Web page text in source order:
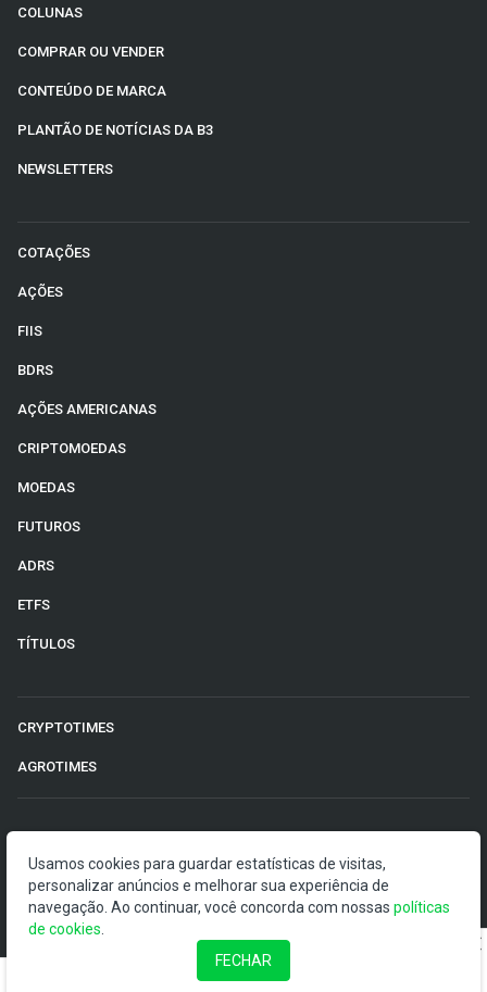
COLUNAS
COMPRAR OU VENDER
CONTEÚDO DE MARCA
PLANTÃO DE NOTÍCIAS DA B3
NEWSLETTERS
COTAÇÕES
AÇÕES
FIIS
BDRS
AÇÕES AMERICANAS
CRIPTOMOEDAS
MOEDAS
FUTUROS
ADRS
ETFS
TÍTULOS
CRYPTOTIMES
AGROTIMES
O Money Times publica matérias de cunho jornalístico, que
visam a democratização da informação. Nossas
publicações devem ser compreendidas como boletins
anunciadores e divulgadores, e não como uma
Usamos cookies para guardar estatísticas de visitas,
personalizar anúncios e melhorar sua experiência de
navegação. Ao continuar, você concorda com nossas políticas
de cookies
FECHAR